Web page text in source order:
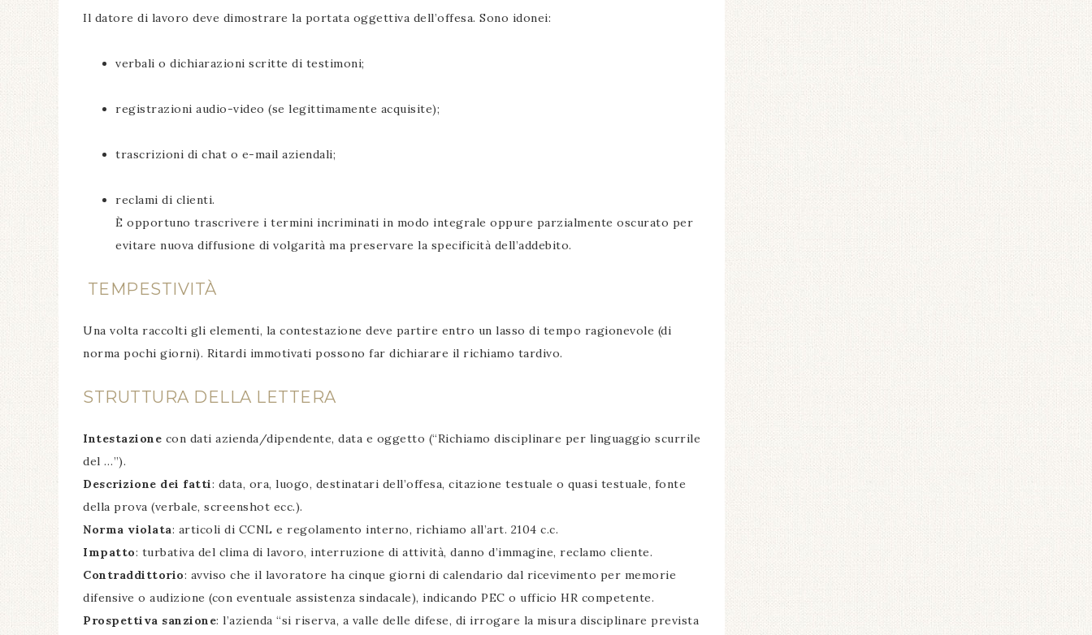
Il datore di lavoro deve dimostrare la portata oggettiva dell’offesa. Sono idonei:
verbali o dichiarazioni scritte di testimoni;
registrazioni audio-video (se legittimamente acquisite);
trascrizioni di chat o e-mail aziendali;
reclami di clienti.
È opportuno trascrivere i termini incriminati in modo integrale oppure parzialmente oscurato per
evitare nuova diffusione di volgarità ma preservare la specificità dell’addebito.
TEMPESTIVITÀ
Una volta raccolti gli elementi, la contestazione deve partire entro un lasso di tempo ragionevole (di
norma pochi giorni). Ritardi immotivati possono far dichiarare il richiamo tardivo.
STRUTTURA DELLA LETTERA
Intestazione con dati azienda/dipendente, data e oggetto (“Richiamo disciplinare per linguaggio scurrile
del …”).
Descrizione dei fatti: data, ora, luogo, destinatari dell’offesa, citazione testuale o quasi testuale, fonte
della prova (verbale, screenshot ecc.).
Norma violata: articoli di CCNL e regolamento interno, richiamo all’art. 2104 c.c.
Impatto: turbativa del clima di lavoro, interruzione di attività, danno d’immagine, reclamo cliente.
Contraddittorio: avviso che il lavoratore ha cinque giorni di calendario dal ricevimento per memorie
difensive o audizione (con eventuale assistenza sindacale), indicando PEC o ufficio HR competente.
Prospettiva sanzione: l’azienda “si riserva, a valle delle difese, di irrogare la misura disciplinare prevista